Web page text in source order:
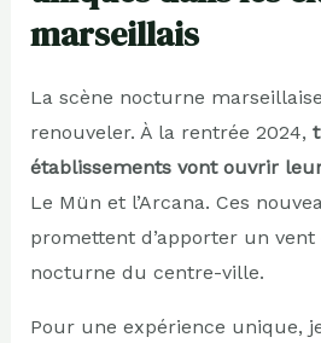
marseillais
La scène nocturne
renouveler. À la rentrée 2024,
établissements vont ouvrir
Le Mün et l’Arcana. Ces
promettent d’apporter un
nocturne du centre-ville.
Pour une expérience unique,